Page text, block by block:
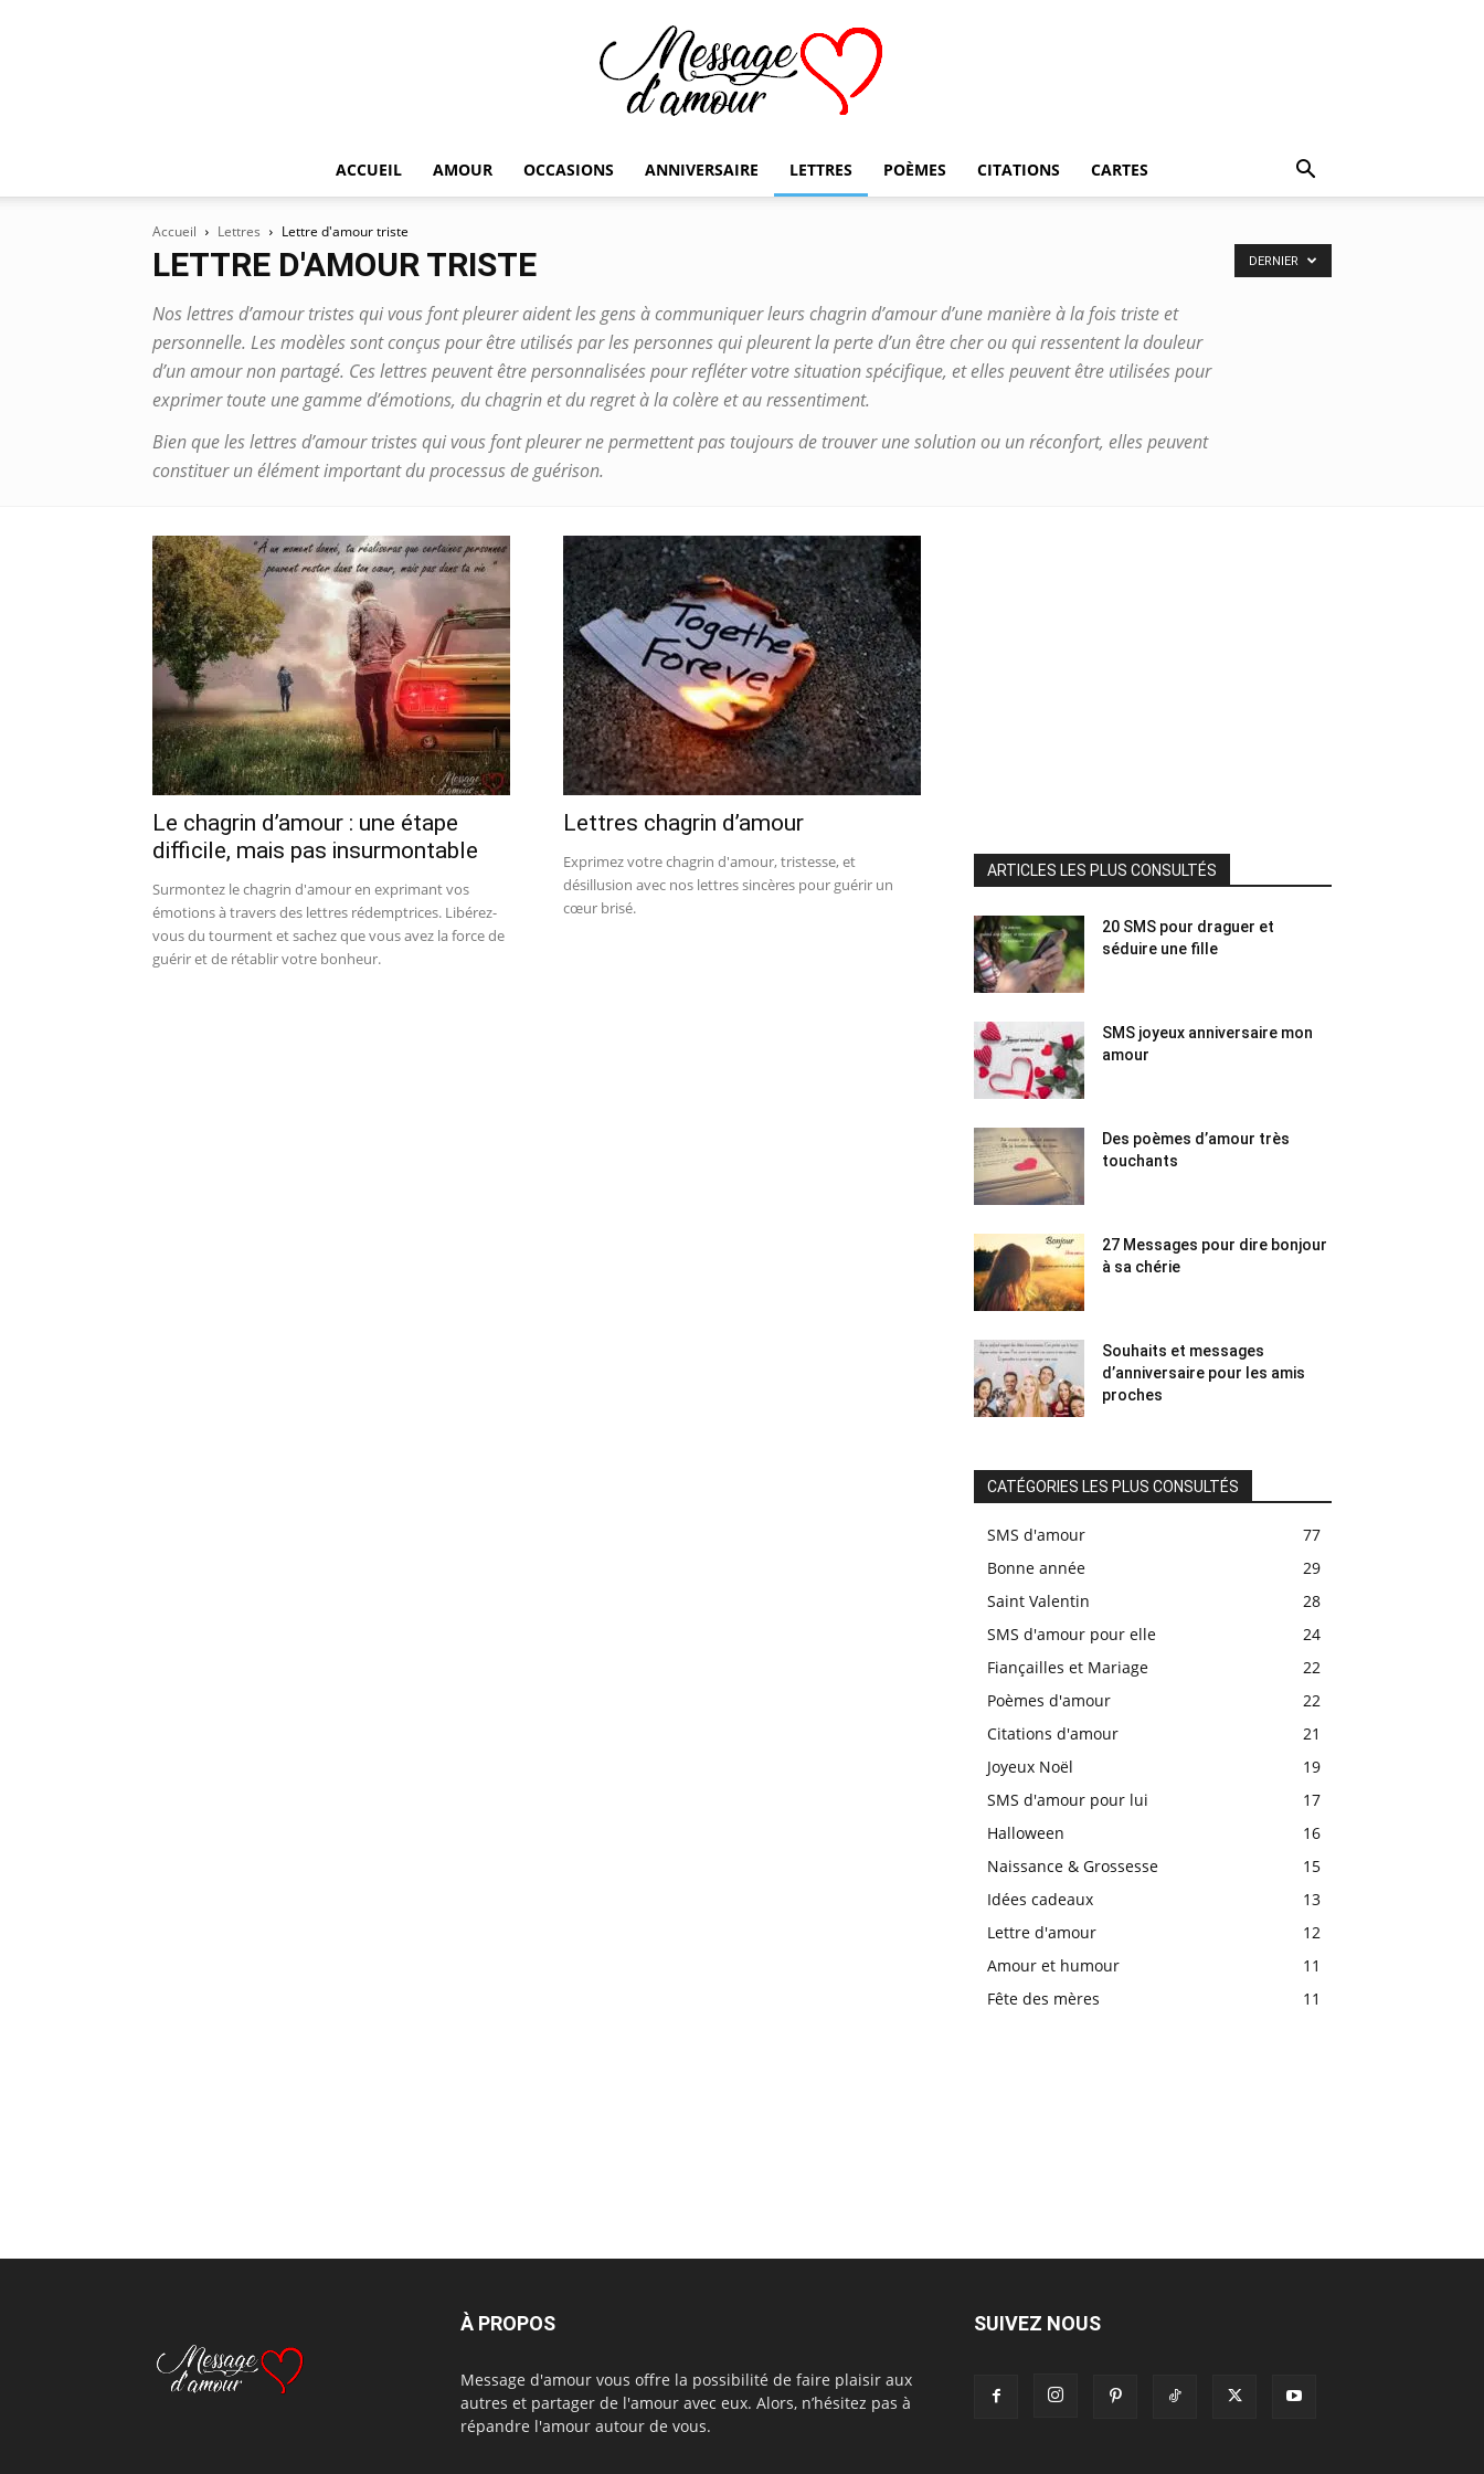
Message
d'amour
ACCUEIL AMOUR OCCASIONS ANNIVERSAIRE LETTRES POÈMES CITATIONS CARTES
Accueil Lettres Lettre d'amour triste
LETTRE D'AMOUR TRISTE
Nos lettres d’amour tristes qui vous font pleurer aident les gens à communiquer leurs chagrin d’amour d’une manière à la fois triste et
personnelle. Les modèles sont conçus pour être utilisés par les personnes qui pleurent la perte d’un être cher ou qui ressentent la douleur
d’un amour non partagé. Ces lettres peuvent être personnalisées pour refléter votre situation spécifique, et elles peuvent être utilisées pour
exprimer toute une gamme d’émotions, du chagrin et du regret à la colère et au ressentiment.
Bien que les lettres d’amour tristes qui vous font pleurer ne permettent pas toujours de trouver une solution ou un réconfort, elles peuvent
constituer un élément important du processus de guérison.
DERNIER
Le chagrin d’amour : une étape
difficile, mais pas insurmontable
Surmontez le chagrin d'amour en exprimant vos
émotions à travers des lettres rédemptrices. Libérez-
vous du tourment et sachez que vous avez la force de
guérir et de rétablir votre bonheur.
Lettres chagrin d’amour
Exprimez votre chagrin d'amour, tristesse, et
désillusion avec nos lettres sincères pour guérir un
cœur brisé.
ARTICLES LES PLUS CONSULTÉS
20 SMS pour draguer et
séduire une fille
SMS joyeux anniversaire mon
amour
Des poèmes d’amour très
touchants
27 Messages pour dire bonjour
à sa chérie
Souhaits et messages
d’anniversaire pour les amis
proches
CATÉGORIES LES PLUS CONSULTÉS
SMS d'amour
77
Bonne année
29
Saint Valentin
28
SMS d'amour pour elle
24
Fiançailles et Mariage
22
Poèmes d'amour
22
Citations d'amour
21
Joyeux Noël
19
SMS d'amour pour lui
17
Halloween
16
Naissance & Grossesse
15
Idées cadeaux
13
Lettre d'amour
12
Amour et humour
11
Fête des mères
11
À PROPOS
Message d'amour vous offre la possibilité de faire plaisir aux
autres et partager de l'amour avec eux. Alors, n’hésitez pas à
répandre l'amour autour de vous.
SUIVEZ NOUS